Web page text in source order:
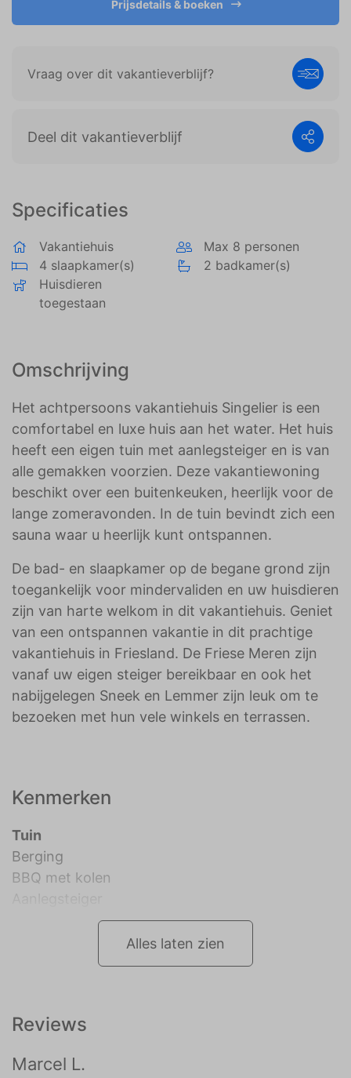
Specificaties
Vakantiehuis
Max 8 personen
4 slaapkamer(s)
2 badkamer(s)
Huisdieren
toegestaan
Omschrijving
Het achtpersoons vakantiehuis Singelier is een
comfortabel en luxe huis aan het water. Het huis
heeft een eigen tuin met aanlegsteiger en is van
alle gemakken voorzien. Deze vakantiewoning
beschikt over een buitenkeuken, heerlijk voor de
lange zomeravonden. In de tuin bevindt zich een
sauna waar u heerlijk kunt ontspannen.
De bad- en slaapkamer op de begane grond zijn
toegankelijk voor mindervaliden en uw huisdieren
zijn van harte welkom in dit vakantiehuis. Geniet
van een ontspannen vakantie in dit prachtige
vakantiehuis in Friesland. De Friese Meren zijn
vanaf uw eigen steiger bereikbaar en ook het
nabijgelegen Sneek en Lemmer zijn leuk om te
bezoeken met hun vele winkels en terrassen.
Kenmerken
Tuin
Berging
BBQ met kolen
Alles laten zien
Reviews
Marcel L.
Prijsdetails & boeken
Vraag over dit vakantieverblijf?
Deel dit vakantieverblijf
weergeven die zijn afgestemd op en relevant zijn